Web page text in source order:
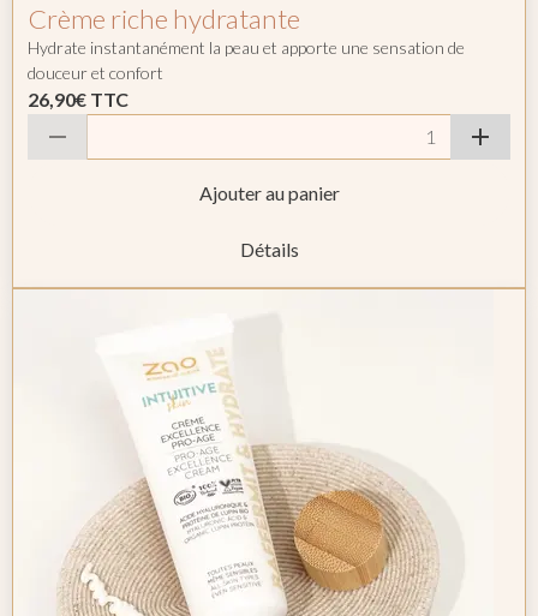
Crème riche hydratante
Hydrate instantanément la peau et apporte une sensation de
douceur et confort
26,90€ TTC
Ajouter au panier
Détails